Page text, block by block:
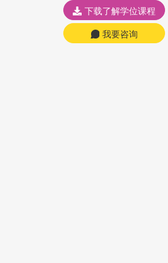
下载了解学位课程
我要咨询